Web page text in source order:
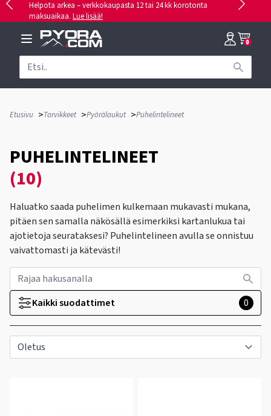
Helpota arkea – verkkokaupasta 12 tai 24 kk korotonta
maksuaikaa. Lue lisää!
0
Etusivu >Tarvikkeet >Pyörälaukut >Puhelintelineet
PUHELINTELINEET
(10)
Haluatko saada puhelimen kulkemaan mukavasti mukana,
pitäen sen samalla näkösällä esimerkiksi kartanlukua tai
ajotietoja seurataksesi? Puhelintelineen avulla se onnistuu
vaivattomasti ja kätevästi!
Kaikki suodattimet 0